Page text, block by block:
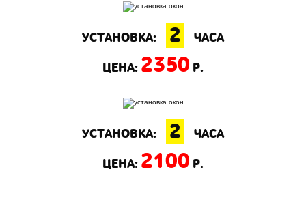
УСТАНОВКА: 2 ЧАСА
ЦЕНА: 2350 Р.
УСТАНОВКА: 2 ЧАСА
ЦЕНА: 2100 Р.